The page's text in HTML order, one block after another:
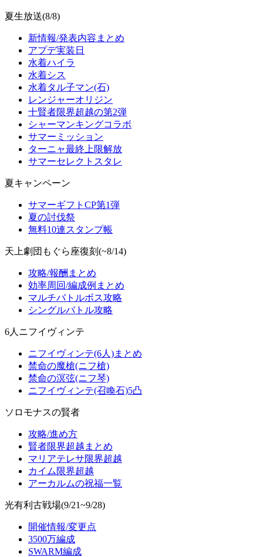
夏生放送(8/8)
新情報/発表内容まとめ
アプデ実装日
水着ハイラ
水着シス
水着タル子マン(石)
レンジャーオリジン
十賢者限界超越の第2弾
シャーマンキングコラボ
サマーミッション
ターニャ最終上限解放
サマーセレクトスタレ
夏キャンペーン
サマーギフトCP第1弾
夏の討伐祭
無料10連スタンプ帳
天上劇団もぐら座復刻(~8/14)
攻略/報酬まとめ
効率周回/編成例まとめ
マルチバトルボス攻略
シングルバトル攻略
6人ニフイヴィンテ
ニフイヴィンテ(6人)まとめ
禁命の魔槍(ニフ槍)
禁命の溟弦(ニフ琴)
ニフイヴィンテ(召喚石)5凸
ソロモナスの賢者
攻略/進め方
賢者限界超越まとめ
マリアテレサ限界超越
カイム限界超越
アーカルムの祝福一覧
光有利古戦場(9/21~9/28)
開催情報/変更点
3500万編成
SWARM編成